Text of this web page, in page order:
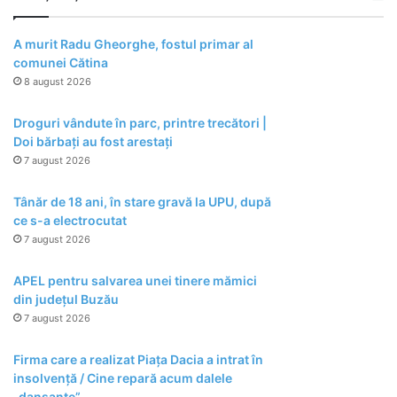
A murit Radu Gheorghe, fostul primar al
comunei Cătina
8 august 2026
Droguri vândute în parc, printre trecători |
Doi bărbați au fost arestați
7 august 2026
Tânăr de 18 ani, în stare gravă la UPU, după
ce s-a electrocutat
7 august 2026
APEL pentru salvarea unei tinere mămici
din județul Buzău
7 august 2026
Firma care a realizat Piața Dacia a intrat în
insolvență / Cine repară acum dalele